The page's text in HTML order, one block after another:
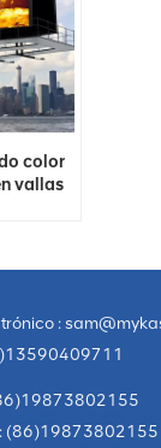
color
vallas
:
(86)19873802155